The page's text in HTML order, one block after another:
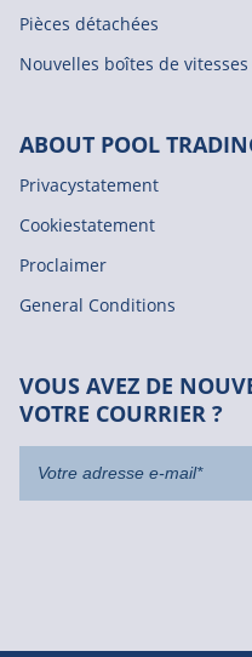
Pièces détachées
Nouvelles boîtes de vitesses
ABOUT POOL
Privacystatement
Cookiestatement
Proclaimer
General Conditions
VOUS AVEZ DE
VOTRE COURRIER ?